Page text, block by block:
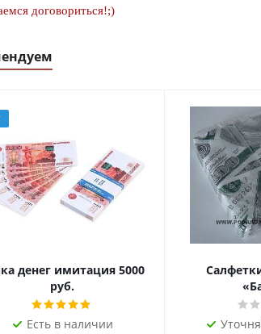
договориться!;)
денег имитация 5000
руб.
Есть в наличии